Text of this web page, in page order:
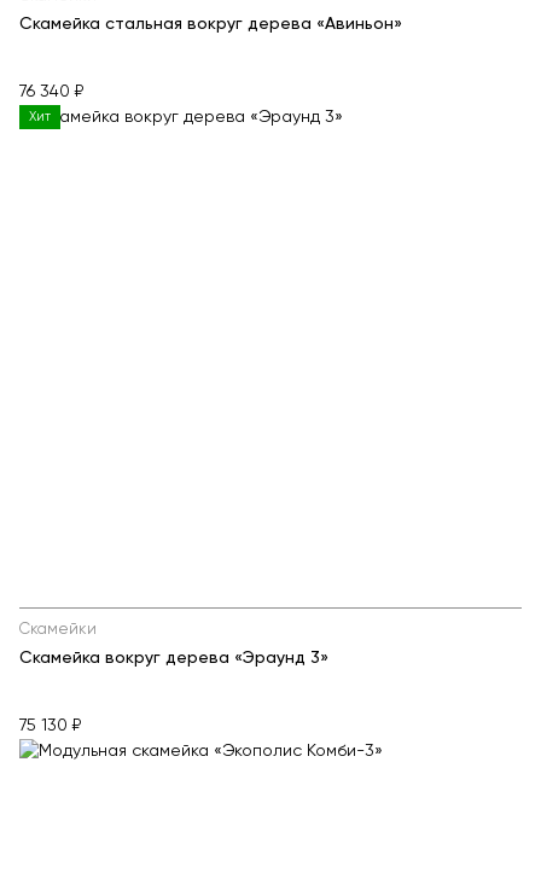
Скамейка стальная вокруг дерева «Авиньон»
76 340 ₽
Хит
Скамейки
Скамейка вокруг дерева «Эраунд 3»
75 130 ₽